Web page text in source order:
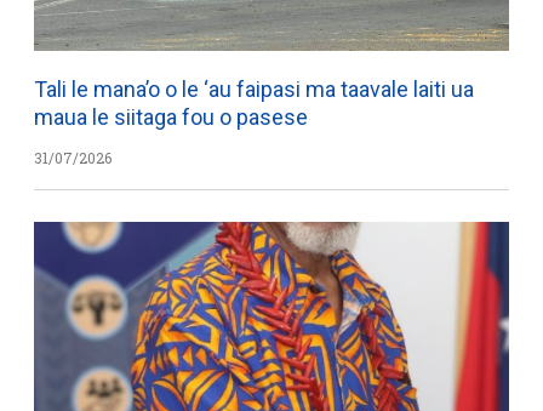
Tali le mana’o o le ‘au faipasi ma taavale laiti ua
maua le siitaga fou o pasese
31/07/2026